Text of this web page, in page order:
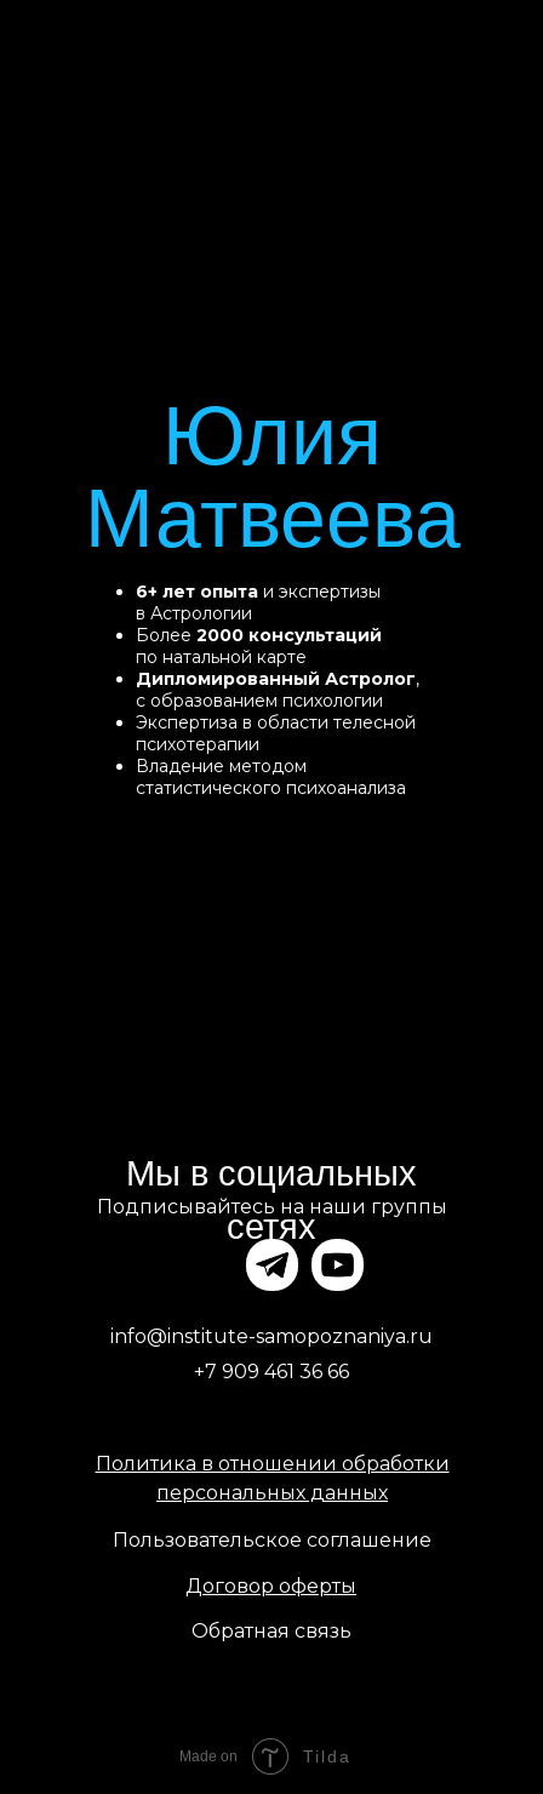
Юлия
Матвеева
6+ лет опыта и экспертизы
в Астрологии
Более 2000 консультаций
по натальной карте
Дипломированный Астролог,
с образованием психологии
Экспертиза в области телесной
психотерапии
Владение методом
статистического психоанализа
Договор оферты
Пользовательское соглашение
Обратная связь
Политика в отношении обработки
персональных данных
Мы в социальных
сетях
Подписывайтесь на наши группы
info@institute-samopoznaniya.ru
+7 909 461 36 66
Made on Tilda